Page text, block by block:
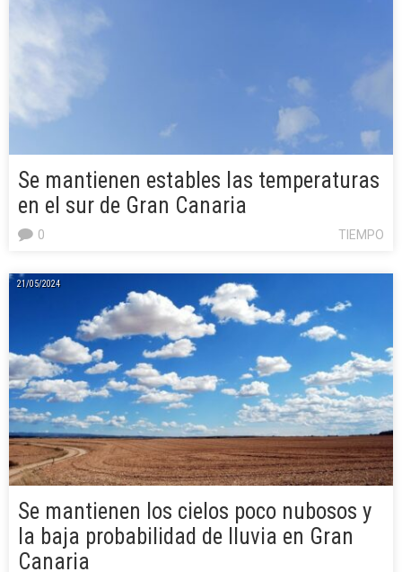
Se mantienen estables las temperaturas
en el sur de Gran Canaria
TIEMPO
0
21/05/2024
Se mantienen los cielos poco nubosos y
la baja probabilidad de lluvia en Gran
Canaria